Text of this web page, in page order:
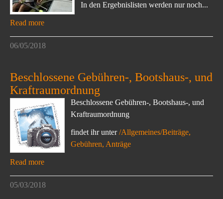
In den Ergebnislisten werden nur noch...
Read more
06/05/2018
Beschlossene Gebühren-, Bootshaus-, und
Kraftraumordnung
Beschlossene Gebühren-, Bootshaus-, und
Kraftraumordnung
findet ihr unter/Allgemeines/Beiträge,
Gebühren, Anträge
Read more
05/03/2018